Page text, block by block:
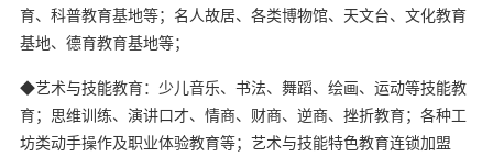
育、科普教育基地等；名人故居、各类博物馆、天文台、文化教育
基地、德育教育基地等；
◆艺术与技能教育：少儿音乐、书法、舞蹈、绘画、运动等技能教
育；思维训练、演讲口才、情商、财商、逆商、挫折教育；各种工
坊类动手操作及职业体验教育等；艺术与技能特色教育连锁加盟